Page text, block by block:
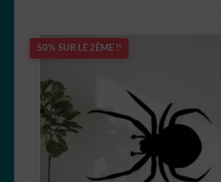
50% SUR LE 2ÈME !!